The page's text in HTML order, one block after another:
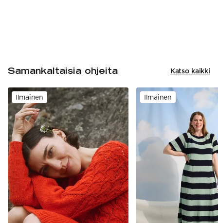
Samankaltaisia ohjeita Katso kaikki
Ilmainen Ilmainen